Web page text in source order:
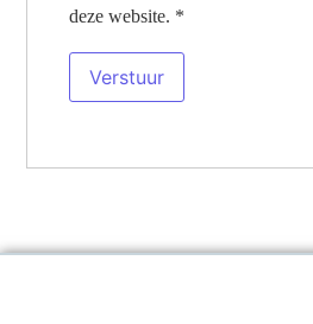
deze website. *